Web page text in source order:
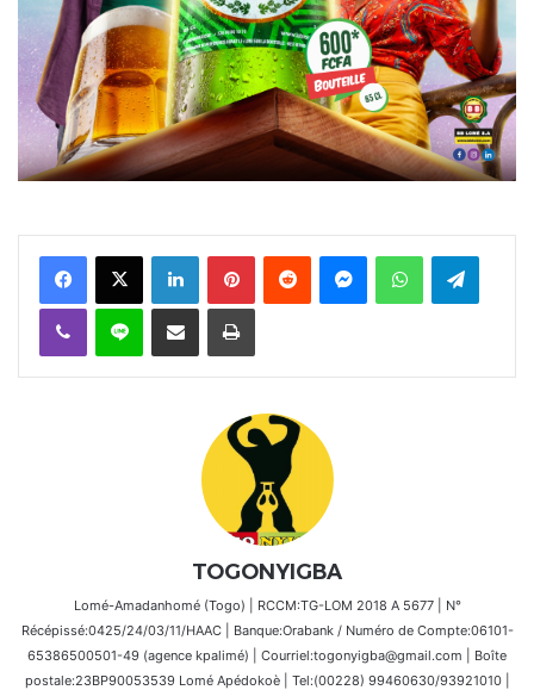
FacebookX Linkedin PinterestReddit MessengerWhatsAppTelegram
Viber Ligne Partager par email Imprimer
TOGONYIGBA
Lomé-Amadanhomé (Togo) | RCCM:TG-LOM 2018 A 5677 | N°
Récépissé:0425/24/03/11/HAAC | Banque:Orabank / Numéro de Compte:06101-
65386500501-49 (agence kpalimé) | Courriel:togonyigba@gmail.com | Boîte
postale:23BP90053539 Lomé Apédokoè | Tel:(00228) 99460630/93921010 |